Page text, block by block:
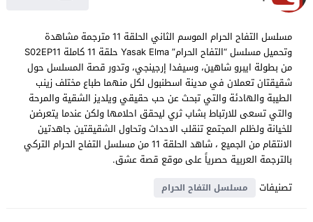
مسلسل التفاح الحرام الموسم الثاني الحلقة 11 مترجمة مشاهدة
وتحميل مسلسل “التفاح الحرام” Yasak Elma حلقة 11 كاملة S02EP11
من بطولة ايبرو شاهين، وسيفدا إرجينجي، وتدور قصة المسلسل حول
شقيقتان تعملان في مدينة اسطنبول لكل منهما طباع مختلف زينب
الطيبة والهادئة والتي تبحث عن حب حقيقي ويلديز الشقية والمرحة
والتي تسعى للارتباط بشاب ثري ليحقق احلامها ولكن عندما يتعرضن
للخيانة ولظلم المجتمع تنقلب الاحداث وتحاول الشقيقتين جاهدتين
الانتقام من الجميع ، شاهد الحلقة 11 من مسلسل التفاح الحرام التركي
بالترجمة العربية حصرياً على موقع قصة عشق.
تصنيفات
مسلسل التفاح الحرام